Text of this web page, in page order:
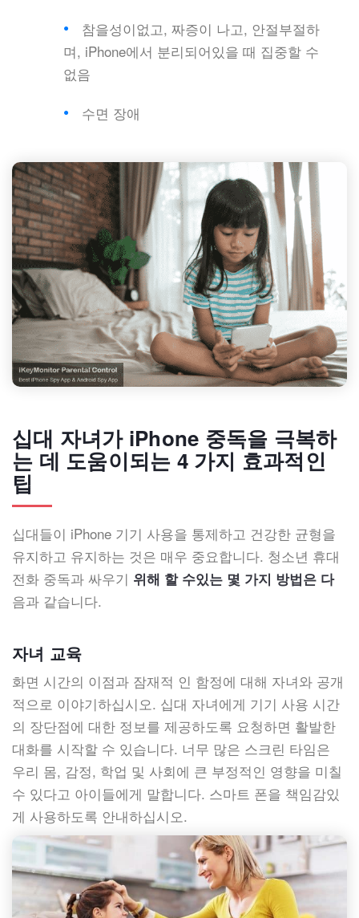
참을성이없고, 짜증이 나고, 안절부절하
며, iPhone에서 분리되어있을 때 집중할 수
없음
수면 장애
십대 자녀가 iPhone 중독을 극복하
는 데 도움이되는 4 가지 효과적인
팁
십대들이 iPhone 기기 사용을 통제하고 건강한 균형을
유지하고 유지하는 것은 매우 중요합니다. 청소년 휴대
전화 중독과 싸우기 위해 할 수있는 몇 가지 방법은 다
음과 같습니다.
자녀 교육
화면 시간의 이점과 잠재적 인 함정에 대해 자녀와 공개
적으로 이야기하십시오. 십대 자녀에게 기기 사용 시간
의 장단점에 대한 정보를 제공하도록 요청하면 활발한
대화를 시작할 수 있습니다. 너무 많은 스크린 타임은
우리 몸, 감정, 학업 및 사회에 큰 부정적인 영향을 미칠
수 있다고 아이들에게 말합니다. 스마트 폰을 책임감있
게 사용하도록 안내하십시오.